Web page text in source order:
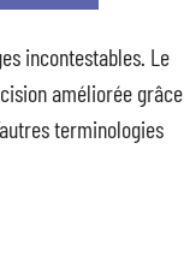
incontestables. Le
améliorée grâce
terminologies